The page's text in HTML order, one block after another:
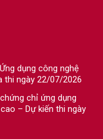
dụng công nghệ
thi ngày 22/07/2026
chỉ ứng dụng
– Dự kiến thi ngày